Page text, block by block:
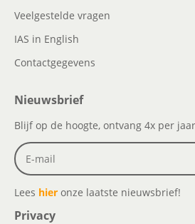
Veelgestelde vragen
IAS in English
Contactgegevens
Nieuwsbrief
Blijf op de hoogte, ontvang 4x per
Lees hier onze laatste nieuwsbrief!
Privacy